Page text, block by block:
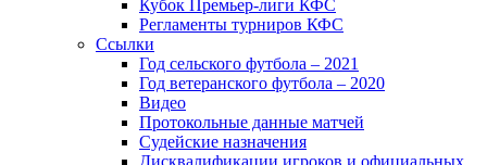
Кубок Премьер-лиги КФС
Регламенты турниров КФС
Ссылки
Год сельского футбола – 2021
Год ветеранского футбола – 2020
Видео
Протокольные данные матчей
Судейские назначения
Дисквалификации игроков и официальных